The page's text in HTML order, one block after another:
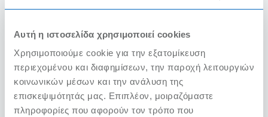
Αυτή η ιστοσελίδα χρησιμοποιεί cookies
Χρησιμοποιούμε cookie για την εξατομίκευση
περιεχομένου και διαφημίσεων, την παροχή λειτουργιών
κοινωνικών μέσων και την ανάλυση της
επισκεψιμότητάς μας. Επιπλέον, μοιραζόμαστε
πληροφορίες που αφορούν τον τρόπο που
αγαπημένη και σταθερή δροσερή επιλογή, κυρίως για
τους άνδρες που δεν την αλλάζουν με τίποτα!
Ρούμι:Αν έπρεπε να διαλέξουμε τον πρωταγωνιστή του
shaker τις βραδιές της αποκριάς αυτός σίγουρα είναι το
ρούμι! Γίνεται μέρος γευστικών και δροσερών κοκτέιλ